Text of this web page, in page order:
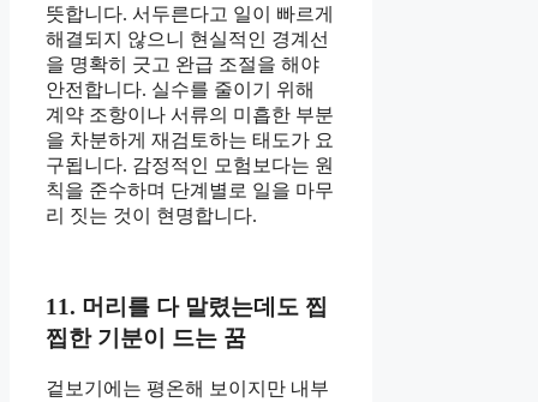
뜻합니다. 서두른다고 일이 빠르게
해결되지 않으니 현실적인 경계선
을 명확히 긋고 완급 조절을 해야
안전합니다. 실수를 줄이기 위해
계약 조항이나 서류의 미흡한 부분
을 차분하게 재검토하는 태도가 요
구됩니다. 감정적인 모험보다는 원
칙을 준수하며 단계별로 일을 마무
리 짓는 것이 현명합니다.
11. 머리를 다 말렸는데도 찝
찝한 기분이 드는 꿈
겉보기에는 평온해 보이지만 내부